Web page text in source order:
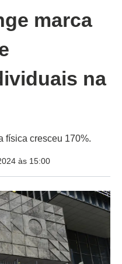
marca
na
física cresceu 170%.
às 15:00